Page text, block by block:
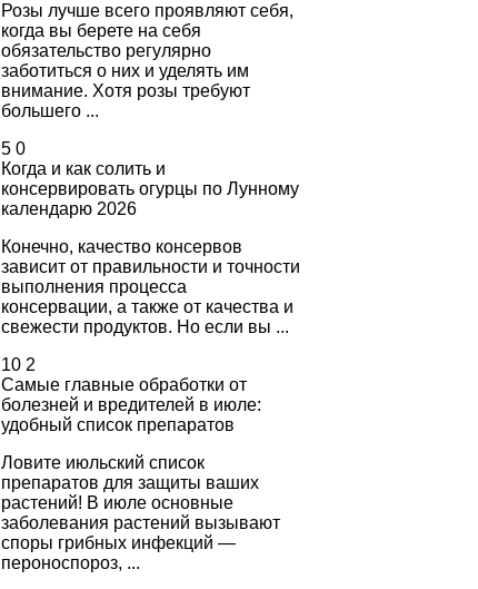
Розы лучше всего проявляют себя,
когда вы берете на себя
обязательство регулярно
заботиться о них и уделять им
внимание. Хотя розы требуют
большего ...
5 0
Когда и как солить и
консервировать огурцы по Лунному
календарю 2026
Конечно, качество консервов
зависит от правильности и точности
выполнения процесса
консервации, а также от качества и
свежести продуктов. Но если вы ...
10 2
Самые главные обработки от
болезней и вредителей в июле:
удобный список препаратов
Ловите июльский список
препаратов для защиты ваших
растений! В июле основные
заболевания растений вызывают
споры грибных инфекций —
пероноспороз, ...